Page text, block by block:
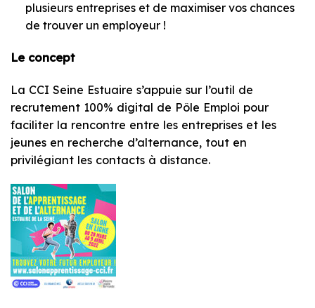
plusieurs entreprises et de maximiser vos chances
de trouver un employeur !
Le concept
La CCI Seine Estuaire s’appuie sur l’outil de
recrutement 100% digital de Pôle Emploi pour
faciliter la rencontre entre les entreprises et les
jeunes en recherche d’alternance, tout en
privilégiant les contacts à distance.